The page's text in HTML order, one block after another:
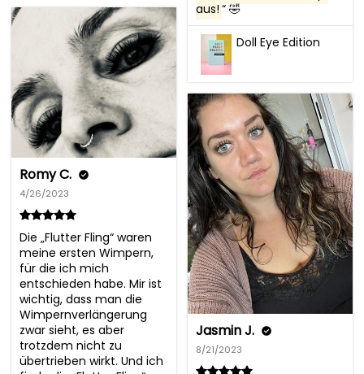
aus! “ 🤣
Doll Eye Edition
Romy C.
4/26/2023
Die „Flutter Fling“ waren
meine ersten Wimpern,
für die ich mich
entschieden habe. Mir ist
wichtig, dass man die
Wimpernverlängerung
zwar sieht, es aber
trotzdem nicht zu
übertrieben wirkt. Und ich
Jasmin J.
8/21/2023